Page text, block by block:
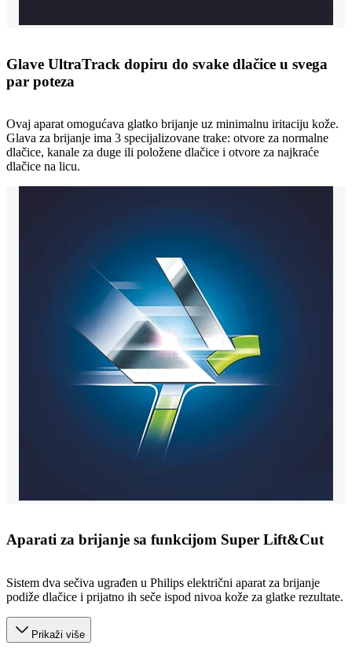
Glave UltraTrack dopiru do svake dlačice u svega
par poteza
Ovaj aparat omogućava glatko brijanje uz minimalnu iritaciju kože.
Glava za brijanje ima 3 specijalizovane trake: otvore za normalne
dlačice, kanale za duge ili položene dlačice i otvore za najkraće
dlačice na licu.
Aparati za brijanje sa funkcijom Super Lift&Cut
Sistem dva sečiva ugrađen u Philips električni aparat za brijanje
podiže dlačice i prijatno ih seče ispod nivoa kože za glatke rezultate.
Prikaži više